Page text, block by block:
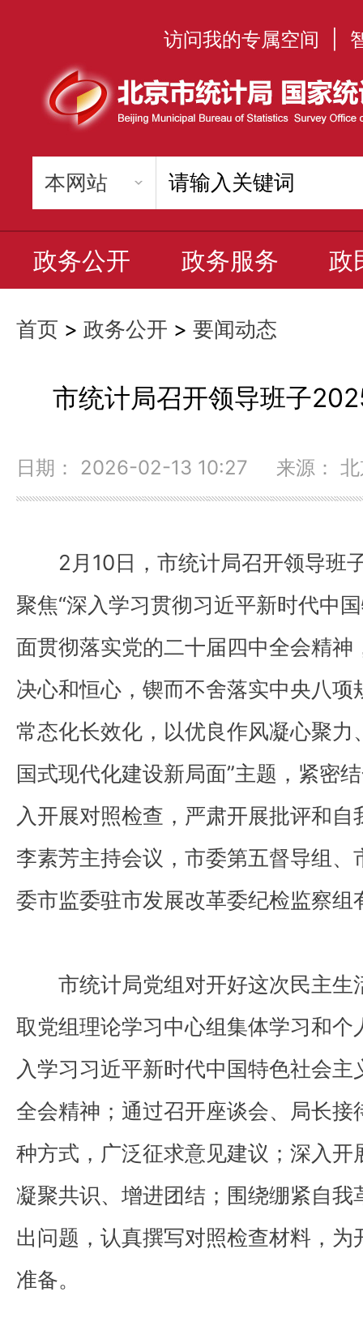
访问我的专属空间
政务公开 政务服务 政
首页 > 政务公开 > 要闻动态
市统计局召开领导班子
日期： 2026-02-13 10:27 来源： 北
2月10日，市统计局召开领导班
聚焦“深入学习贯彻习近平新时代中
面贯彻落实党的二十届四中全会精
决心和恒心，锲而不舍落实中央八
常态化长效化，以优良作风凝心聚
国式现代化建设新局面”主题，紧密
入开展对照检查，严肃开展批评和
李素芳主持会议，市委第五督导组
委市监委驻市发展改革委纪检监察组
市统计局党组对开好这次民主
取党组理论学习中心组集体学习和
入学习习近平新时代中国特色社会
全会精神；通过召开座谈会、局长
种方式，广泛征求意见建议；深入
凝聚共识、增进团结；围绕绷紧自
出问题，认真撰写对照检查材料，
准备。